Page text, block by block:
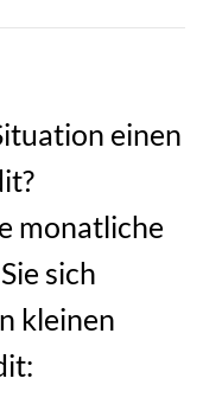
einen
monatliche
sich
kleinen